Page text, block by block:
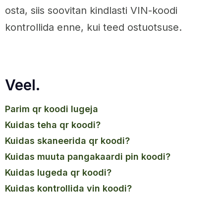
osta, siis soovitan kindlasti VIN-koodi
kontrollida enne, kui teed ostuotsuse.
Veel.
parim qr koodi lugeja
kuidas teha qr koodi?
kuidas skaneerida qr koodi?
kuidas muuta pangakaardi pin koodi?
kuidas lugeda qr koodi?
kuidas kontrollida vin koodi?